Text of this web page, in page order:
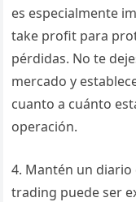
es especialmente
take profit para
pérdidas. No te
mercado y
cuanto a cuánto
operación.
4. Mantén un
trading puede ser